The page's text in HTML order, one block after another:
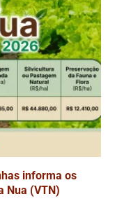
informa os
Nua (VTN)